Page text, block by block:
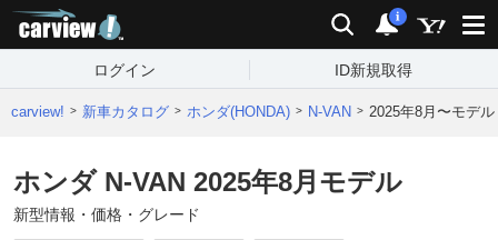
検索 通知
i
ログイン ID新規取得
carview! 新車カタログ ホンダ(HONDA) N-VAN 2025年8月〜モデル
ホンダ N-VAN 2025年8月モデル
新型情報・価格・グレード